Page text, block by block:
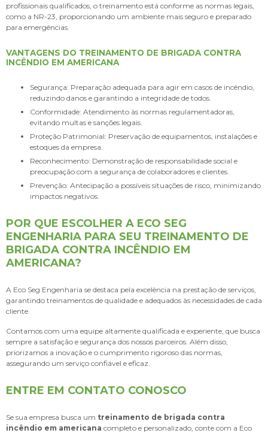
profissionais qualificados, o treinamento está conforme as normas legais,
como a NR-23, proporcionando um ambiente mais seguro e preparado
para emergências.
VANTAGENS DO TREINAMENTO DE BRIGADA CONTRA
INCÊNDIO EM AMERICANA
Segurança: Preparação adequada para agir em casos de incêndio,
reduzindo danos e garantindo a integridade de todos.
Conformidade: Atendimento às normas regulamentadoras,
evitando multas e sanções legais.
Proteção Patrimonial: Preservação de equipamentos, instalações e
estoques da empresa.
Reconhecimento: Demonstração de responsabilidade social e
preocupação com a segurança de colaboradores e clientes.
Prevenção: Antecipação a possíveis situações de risco, minimizando
impactos negativos.
POR QUE ESCOLHER A ECO SEG
ENGENHARIA PARA SEU TREINAMENTO DE
BRIGADA CONTRA INCÊNDIO EM
AMERICANA?
A Eco Seg Engenharia se destaca pela excelência na prestação de serviços,
garantindo treinamentos de qualidade e adequados às necessidades de cada
cliente.
Contamos com uma equipe altamente qualificada e experiente, que busca
sempre a satisfação e segurança dos nossos parceiros. Além disso,
priorizamos a inovação e o cumprimento rigoroso das normas,
assegurando um serviço confiável e eficaz.
ENTRE EM CONTATO CONOSCO
Se sua empresa busca um treinamento de brigada contra
incêndio em americana completo e personalizado, conte com a Eco